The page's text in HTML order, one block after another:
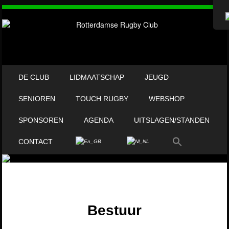
DE CLUB LIDMAATSCHAP JEUGD
SENIOREN TOUCH RUGBY WEBSHOP
SPONSOREN AGENDA UITSLAGEN/STANDEN
CONTACT
Bestuur